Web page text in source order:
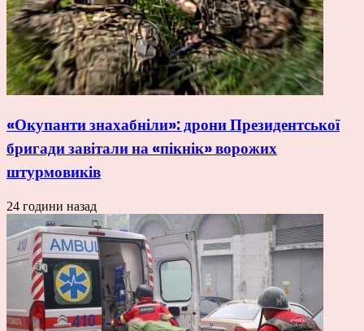
«Окупанти знахабніли»: дрони Президентської
бригади завітали на «пікнік» ворожих
штурмовиків
24 години назад